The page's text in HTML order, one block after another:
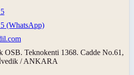
(WhatsApp)
OSB. Teknokenti 1368. Cadde No.61,
/ ANKARA